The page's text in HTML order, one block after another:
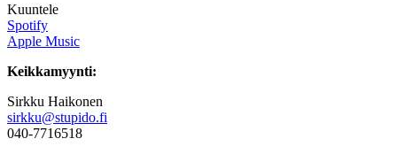
Kuuntele
Spotify
Apple Music
Keikkamyynti:
Sirkku Haikonen
sirkku@stupido.fi
040-7716518